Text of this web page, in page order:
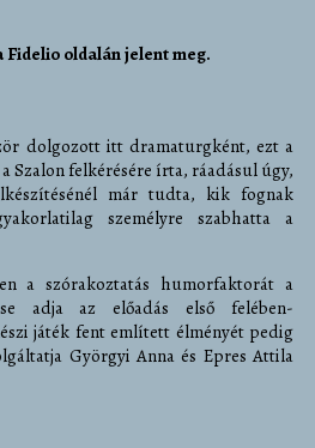
Fidelio oldalán jelent meg.
dolgozott itt dramaturgként, ezt a
Szalon felkérésére írta, ráadásul úgy,
már tudta, kik fognak
személyre szabhatta a
a szórakoztatás humorfaktorát a
adja az előadás első felében-
játék fent említett élményét pedig
Györgyi Anna és Epres Attila